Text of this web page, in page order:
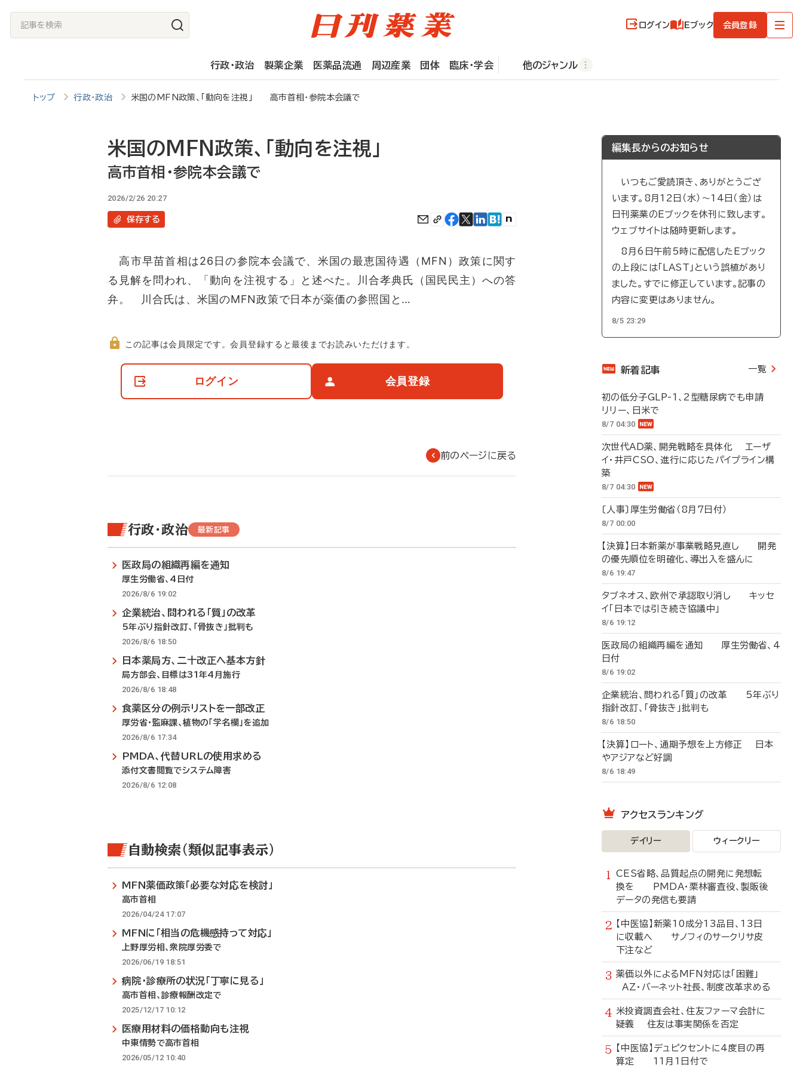
記
事
ログイン Eブック 会員登録
行政・政治 製薬企業 医薬品流通 周辺産業 団体 臨床・学会 他のジャンル
トップ 行政・政治 米国のMFN政策、「動向を注視」 高市首相・参院本会議で
米国のMFN政策、「動向を注視」
高市首相・参院本会議で
2026/2/26 20:27
保存する
高市早苗首相は26日の参院本会議で、米国の最恵国待遇（MFN）政策に関す
る見解を問われ、「動向を注視する」と述べた。川合孝典氏（国民民主）への答
弁。 川合氏は、米国のMFN政策で日本が薬価の参照国と…
て
この記事は会員限定です。会員登録すると最後までお読みいただけます。
ログイン 会員登録
前のページに戻る
行政・政治 最新記事
医政局の組織再編を通知
厚生労働省、4日付
2026/8/6 19:02
企業統治、問われる「質」の改革
5年ぶり指針改訂、「骨抜き」批判も
2026/8/6 18:50
日本薬局方、二十改正へ基本方針
局方部会、目標は31年4月施行
2026/8/6 18:48
食薬区分の例示リストを一部改正
厚労省・監麻課、植物の「学名欄」を追加
2026/8/6 17:34
PMDA、代替URLの使用求める
添付文書閲覧でシステム障害
2026/8/6 12:08
自動検索（類似記事表示）
MFN薬価政策「必要な対応を検討」
高市首相
2026/04/24 17:07
MFNに「相当の危機感持って対応」
上野厚労相、衆院厚労委で
2026/06/19 18:51
病院・診療所の状況「丁寧に見る」
高市首相、診療報酬改定で
2025/12/17 10:12
医療用材料の価格動向も注視
中東情勢で高市首相
2026/05/12 10:40
編集長からのお知らせ
いつもご愛読頂き、ありがとうござ
います。8月12日（水）～14日（金）は
日刊薬業のEブックを休刊に致します。
ウェブサイトは随時更新します。
8月6日午前5時に配信したEブック
の上段には「LAST」という誤植があり
ました。すでに修正しています。記事の
内容に変更はありません。
8/5 23:29
新着記事 一覧
初の低分子GLP-1、2型糖尿病でも申請
リリー、日米で
8/7 04:30
次世代AD薬、開発戦略を具体化 エーザ
イ・井戸CSO、進行に応じたパイプライン構
築
8/7 04:30
〔人事〕厚生労働省（8月7日付）
8/7 00:00
【決算】日本新薬が事業戦略見直し 開発
の優先順位を明確化、導出入を盛んに
8/6 19:47
タブネオス、欧州で承認取り消し キッセ
イ「日本では引き続き協議中」
8/6 19:12
医政局の組織再編を通知 厚生労働省、4
日付
8/6 19:02
企業統治、問われる「質」の改革 5年ぶり
指針改訂、「骨抜き」批判も
8/6 18:50
【決算】ロート、通期予想を上方修正 日本
やアジアなど好調
8/6 18:49
アクセスランキング
デイリー ウィークリー
CES省略、品質起点の開発に発想転
換を PMDA・栗林審査役、製販後
データの発信も要請
【中医協】新薬10成分13品目、13日
に収載へ サノフィのサークリサ皮
下注など
薬価以外によるMFN対応は「困難」
AZ・バーネット社長、制度改革求める
米投資調査会社、住友ファーマ会計に
疑義 住友は事実関係を否定
【中医協】デュピクセントに4度目の再
算定 11月1日付で